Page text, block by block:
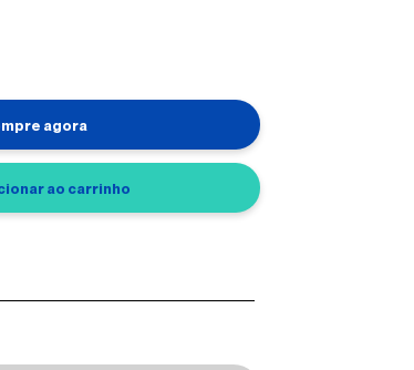
agora
ao carrinho